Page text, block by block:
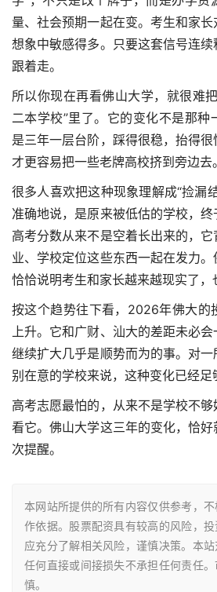
量、社会预期一起在变。考生和家
想象中敏感得多。只要这套信号连
跟着走。
所以你现在再看佛山大学，就很难
二本学校”里了。它的变化不是那种
是三年一层台阶，踩得很稳，抬得
才更容易把一些老牌高校挤到旁边去。
很多人喜欢把这种现象理解成“捡漏
准确地说，是原来被低估的学校，终
高考分数从来不是空着长出来的，
业、学校定位这些东西一起在发力。
恰恰说明考生和家长越来越现实了，
按这个趋势往下看，2026年佛大的
上升。它和广财、汕大的差距未必
继续扩大几乎是顺势而为的事。对
别在意的学校来说，这种变化已经足
高考志愿最怕的，从来不是学校不
看它。佛山大学这三年的变化，恰
次提醒。
本网站所提供的所有内容仅供参考，
作依据。股票配资具有较高的风险，
应充分了解相关风险，谨慎决策。本
任何直接或间接损失不承担任何责任
慎。